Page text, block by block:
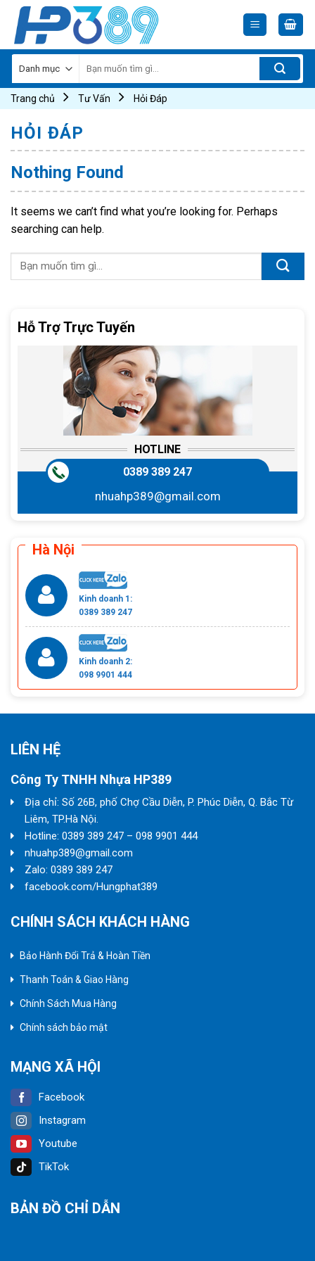
Skip
content
kiếm:
Trang chủ Tư Vấn Hỏi Đáp
HỎI ĐÁP
Nothing Found
It seems we can’t find what you’re looking for. Perhaps
searching can help.
Hỗ Trợ Trực Tuyến
HOTLINE
0389 389 247
nhuahp389@gmail.com
Hà Nội
Kinh doanh 1:
0389 389 247
Kinh doanh 2:
098 9901 444
LIÊN HỆ
Công Ty TNHH Nhựa HP389
Địa chỉ: Số 26B, phố Chợ Cầu Diễn, P. Phúc Diễn, Q. Bắc Từ
Liêm, TP.Hà Nội.
Hotline: 0389 389 247 – 098 9901 444
nhuahp389@gmail.com
Zalo: 0389 389 247
facebook.com/Hungphat389
CHÍNH SÁCH KHÁCH HÀNG
Bảo Hành Đổi Trả & Hoàn Tiền
Thanh Toán & Giao Hàng
Chính Sách Mua Hàng
Chính sách bảo mật
MẠNG XÃ HỘI
Facebook
Instagram
Youtube
TikTok
BẢN ĐỒ CHỈ DẪN